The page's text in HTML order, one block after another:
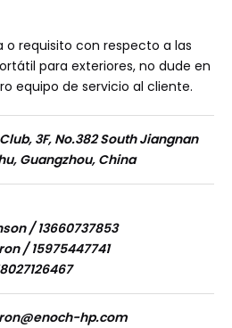
o requisito con respecto a las
para exteriores, no dude en
equipo de servicio al cliente.
3F, No.382 South Jiangnan
Guangzhou, China
/ 13660737853
/ 15975447741
hp.com